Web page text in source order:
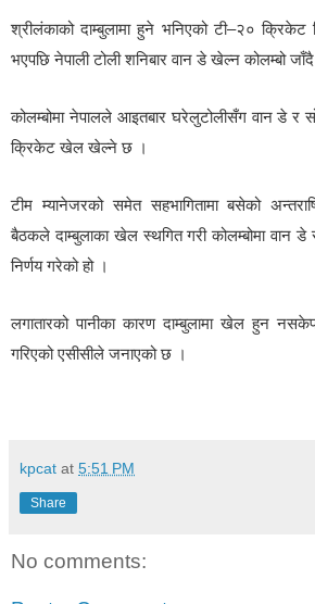
श्रीलंकाको दाम्बुलामा हुने भनिएको टी–२० क्रिकेट
भएपछि नेपाली टोली शनिबार वान डे खेल्न कोलम्बो
कोलम्बोमा नेपालले आइतबार घरेलुटोलीसँग वान डे र
क्रिकेट खेल खेल्ने छ ।
टीम म्यानेजरको समेत सहभागितामा बसेको
बैठकले दाम्बुलाका खेल स्थगित गरी कोलम्बोमा वान डे
निर्णय गरेको हो ।
लगातारको पानीका कारण दाम्बुलामा खेल हुन
गरिएको एसीसीले जनाएको छ ।
kpcat at 5:51 PM
Share
No comments: